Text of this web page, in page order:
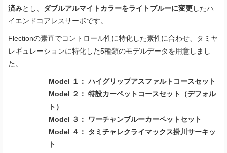
済みとし、 ダブルアルマイトカラーをライトブルーに変更したハ
イエンドコアレスサーボです。
Flectionの素直でコントロール性に特化した素性に合わせ、タミヤ
レギュレーションに特化した5種類のモデルデータを用意しまし
た。
Model １： ハイグリップアスファルトコースセット
Model ２： 特設カーペットコースセット（デフォル
ト）
Model ３： ワーチャンブルーカーペットセット
Model ４： タミチャレクライマックス掛川サーキッ
ト